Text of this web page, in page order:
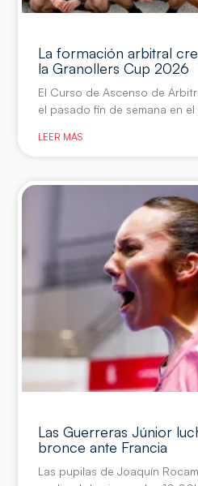
La formación arbitral
la Granollers Cup 2026
El Curso de Ascenso de
el pasado fin de semana en
LEER MÁS
Las Guerreras Júnior
bronce ante Francia
Las pupilas de Joaquín